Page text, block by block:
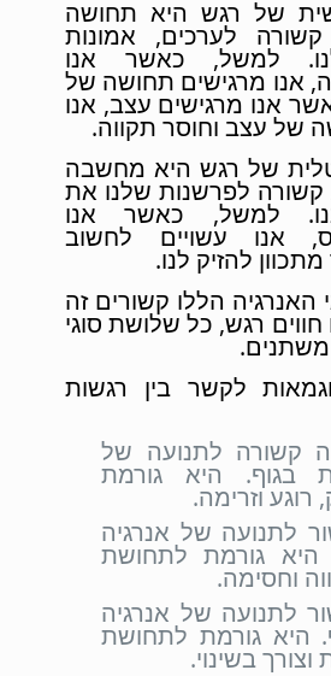
של רגש היא תחושה
לערכים, אמונות
למשל, כאשר אנו
אנו מרגישים תחושה של
אנו מרגישים עצב, אנו
של עצב וחוסר תקווה.
של רגש היא מחשבה
קשורה לפרשנות שלנו את
למשל, כאשר אנו
אנו עשויים לחשוב
להזיק לנו.
האנרגיה הללו קשורים זה
רגש, כל שלושת סוגי
משתנים.
לקשר בין רגשות
קשורה לתנועה של
בגוף. היא גורמת
וזרימה.
לתנועה של אנרגיה
היא גורמת לתחושת
וחסימה.
לתנועה של אנרגיה
היא גורמת לתחושת
וצורך בשינוי.